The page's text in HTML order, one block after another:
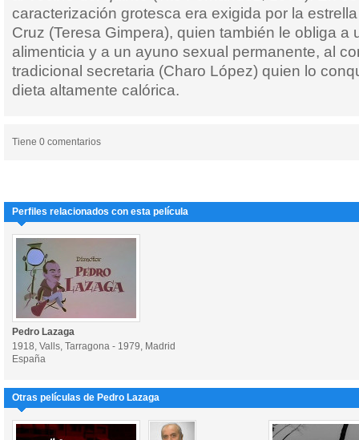
caracterización grotesca era exigida por la
Cruz (Teresa Gimpera), quien también le obliga a
alimenticia y a un ayuno sexual permanente, al
tradicional secretaria (Charo López) quien lo
dieta altamente calórica.
Tiene 0 comentarios
Perfiles relacionados con esta película
Pedro Lazaga
1918, Valls, Tarragona - 1979, Madrid
España
Otras películas de Pedro Lazaga